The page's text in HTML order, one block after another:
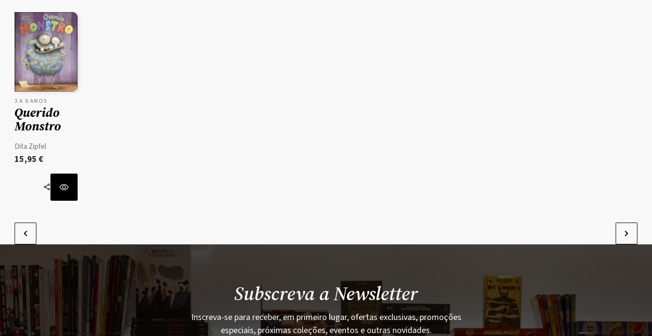
3 A 6 ANOS
Querido
Monstro
Dita Zipfel
15,95 €
Subscreva a Newsletter
Inscreva-se para receber, em primeiro lugar, ofertas exclusivas, promoções
especiais, próximas coleções, eventos e outras novidades.